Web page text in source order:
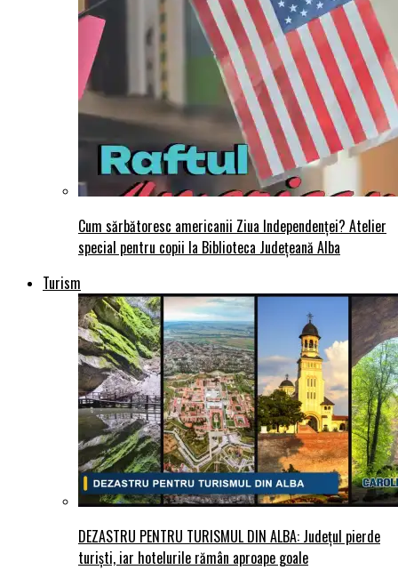
Cum sărbătoresc americanii Ziua Independenței? Atelier
special pentru copii la Biblioteca Județeană Alba
Turism
DEZASTRU PENTRU TURISMUL DIN ALBA: Județul pierde
turiști, iar hotelurile rămân aproape goale